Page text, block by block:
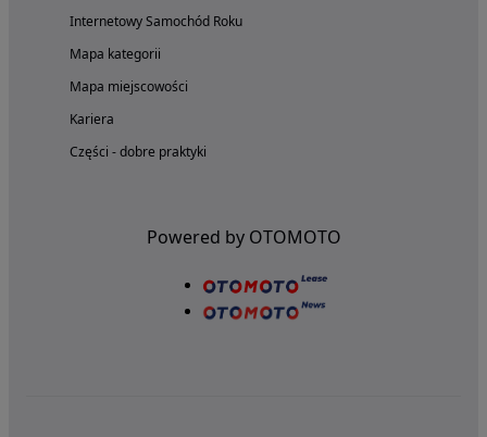
Internetowy Samochód Roku
Mapa kategorii
Mapa miejscowości
Kariera
Części - dobre praktyki
Powered by OTOMOTO